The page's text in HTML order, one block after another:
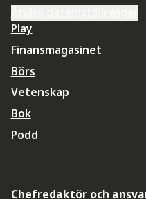
Play
Finansmagasinet
Börs
Vetenskap
Bok
Podd
Chefredaktör och